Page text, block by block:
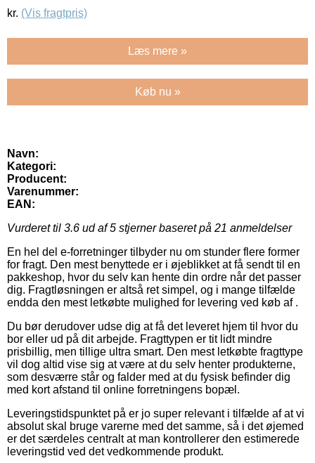
kr. (Vis fragtpris)
Læs mere »
Køb nu »
Navn:
Kategori:
Producent:
Varenummer:
EAN:
Vurderet til 3.6 ud af 5 stjerner baseret på 21 anmeldelser
En hel del e-forretninger tilbyder nu om stunder flere former
for fragt. Den mest benyttede er i øjeblikket at få sendt til en
pakkeshop, hvor du selv kan hente din ordre når det passer
dig. Fragtløsningen er altså ret simpel, og i mange tilfælde
endda den mest letkøbte mulighed for levering ved køb af .
Du bør derudover udse dig at få det leveret hjem til hvor du
bor eller ud på dit arbejde. Fragttypen er tit lidt mindre
prisbillig, men tillige ultra smart. Den mest letkøbte fragttype
vil dog altid vise sig at være at du selv henter produkterne,
som desværre står og falder med at du fysisk befinder dig
med kort afstand til online forretningens bopæl.
Leveringstidspunktet på er jo super relevant i tilfælde af at vi
absolut skal bruge varerne med det samme, så i det øjemed
er det særdeles centralt at man kontrollerer den estimerede
leveringstid ved det vedkommende produkt.